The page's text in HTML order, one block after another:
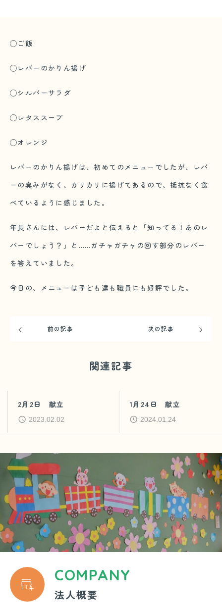
◯ご飯
◯レバーのかりん揚げ
◯シルバーサラダ
◯レタススープ
◯オレンジ
レバーのかりん揚げは、初めてのメニューでしたが、レバ
ーの臭みがなく、カリカリに揚げてあるので、抵抗なく食
べているように感じました。
年長さんには、レバーだよと伝えると「知ってる！あのレ
バーでしょう？」と……ガチャガチャの回す部分のレバー
を答えていました。
今日の、メニューは子ども達も職員にも好評でした。
前の記事 次の記事
関連記事
2月2日 献立
2023.02.02
1月24日 献立
2024.01.24
 COMPANY
法人概要